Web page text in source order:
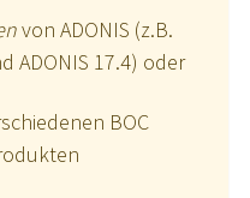
von ADONIS (z.B.
ADONIS 17.4) oder
BOC